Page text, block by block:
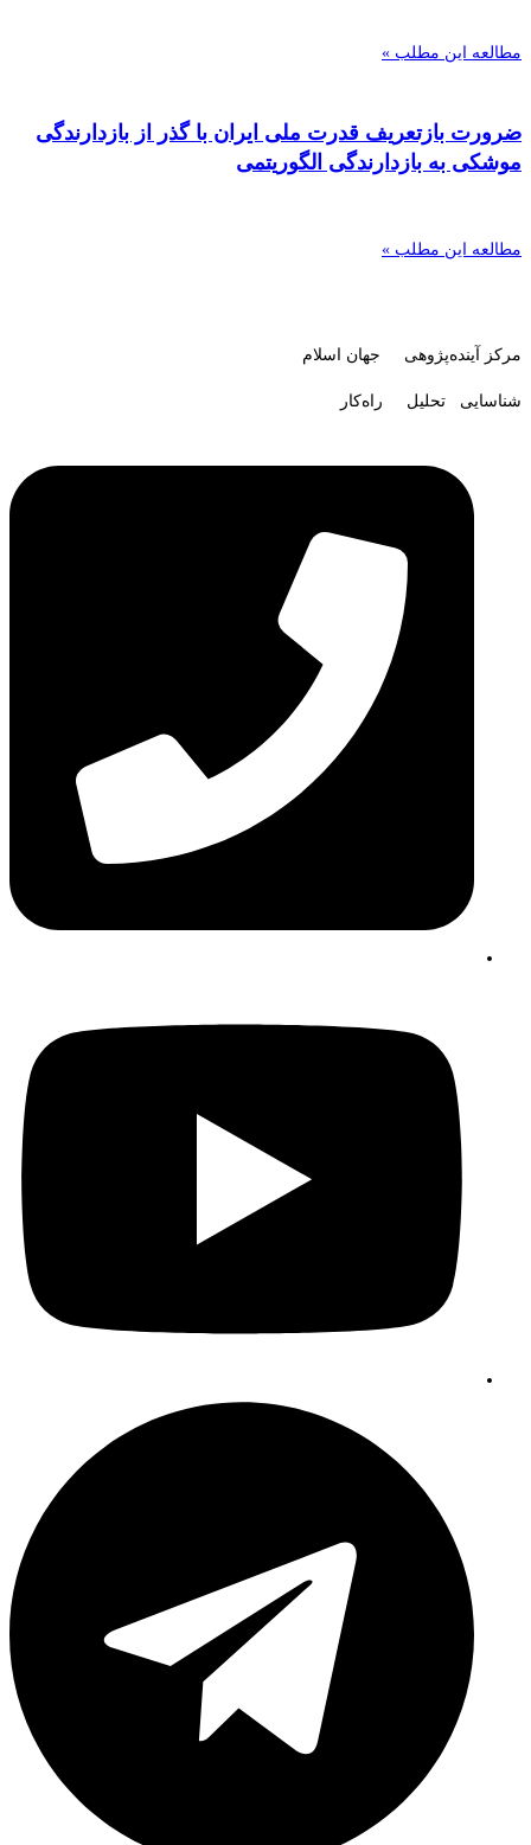
مطالعه این مطلب »
ضرورت بازتعریف قدرت ملی ایران با گذر از بازدارندگی
موشکی به بازدارندگی الگوریتمی
مطالعه این مطلب »
مرکز آینده‌پژوهی جهان اسلام
شناسایی تحلیل راه‌کار